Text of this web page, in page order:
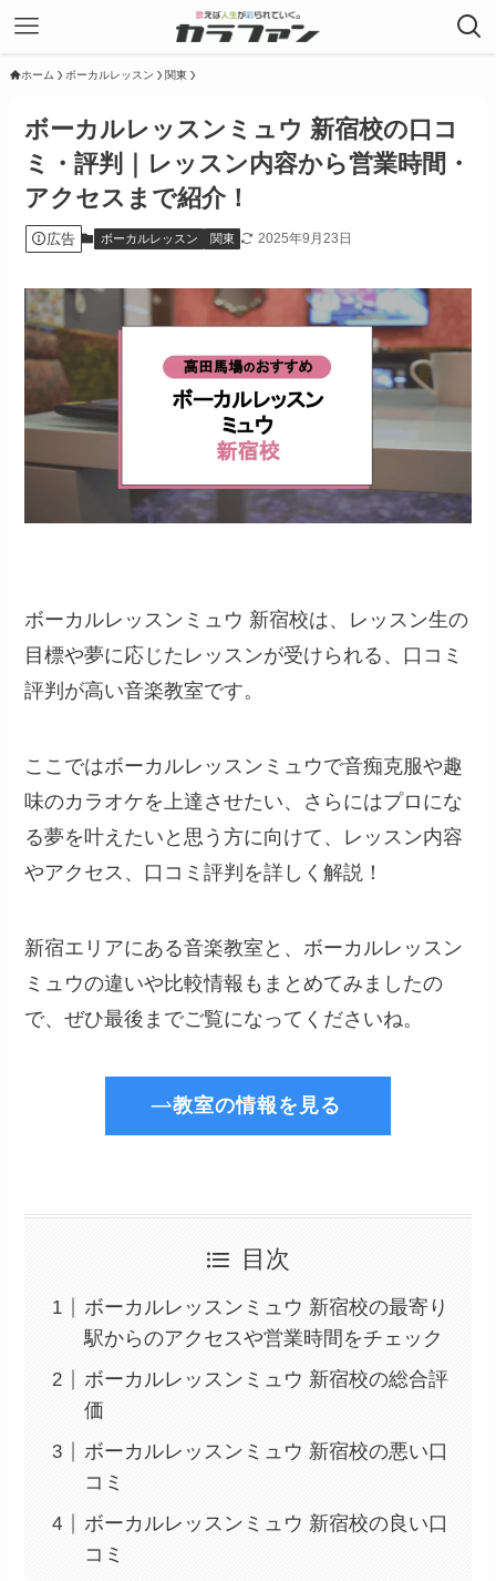
ホーム ボーカルレッスン 関東
ボーカルレッスンミュウ 新宿校の口コ
ミ・評判｜レッスン内容から営業時間・
アクセスまで紹介！
広告 ボーカルレッスン 関東 2025年9月23日
ボーカルレッスンミュウ 新宿校は、レッスン生の
目標や夢に応じたレッスンが受けられる、口コミ
評判が高い音楽教室です。
ここではボーカルレッスンミュウで音痴克服や趣
味のカラオケを上達させたい、さらにはプロにな
る夢を叶えたいと思う方に向けて、レッスン内容
やアクセス、口コミ評判を詳しく解説！
新宿エリアにある音楽教室と、ボーカルレッスン
ミュウの違いや比較情報もまとめてみましたの
で、ぜひ最後までご覧になってくださいね。
教室の情報を見る
目次
ボーカルレッスンミュウ 新宿校の最寄り
駅からのアクセスや営業時間をチェック
ボーカルレッスンミュウ 新宿校の総合評
価
ボーカルレッスンミュウ 新宿校の悪い口
コミ
ボーカルレッスンミュウ 新宿校の良い口
コミ